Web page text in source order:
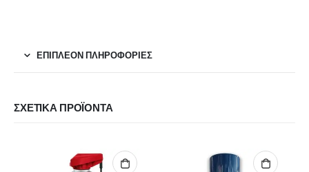
ΕΠΙΠΛΈΟΝ ΠΛΗΡΟΦΟΡΊΕΣ
ΣΧΕΤΙΚΆ ΠΡΟΪΌΝΤΑ